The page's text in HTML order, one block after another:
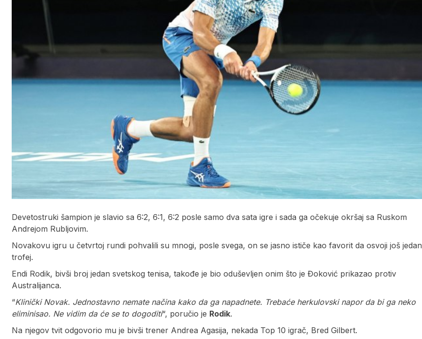
Devetostruki šampion je slavio sa 6:2, 6:1, 6:2 posle samo dva sata igre i sada ga očekuje okršaj sa Ruskom
Andrejom Rubljovim.
Novakovu igru u četvrtoj rundi pohvalili su mnogi, posle svega, on se jasno ističe kao favorit da osvoji još jedan
trofej.
Endi Rodik, bivši broj jedan svetskog tenisa, takođe je bio oduševljen onim što je Đoković prikazao protiv
Australijanca.
“Klinički Novak. Jednostavno nemate načina kako da ga napadnete. Trebaće herkulovski napor da bi ga neko
eliminisao. Ne vidim da će se to dogoditi“, poručio je Rodik.
Na njegov tvit odgovorio mu je bivši trener Andrea Agasija, nekada Top 10 igrač, Bred Gilbert.